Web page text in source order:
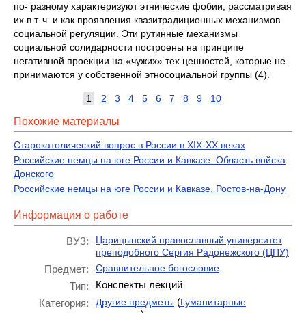
по- разному характеризуют этнические фобии, рассматривая
их в т. ч. и как проявления квазитрадиционных механизмов
социальной регуляции. Эти рутинные механизмы
социальной солидарности построены на принципе
негативной проекции на «чужих» тех ценностей, которые не
принимаются у собственной этносоциальной группы (4).
1 2 3 4 5 6 7 8 9 10
Похожие материалы
Старокатолический вопрос в России в XIX-XX веках
Российские немцы на юге России и Кавказе. Область войска
Донского
Российские немцы на юге России и Кавказе. Ростов-на-Дону
Информация о работе
ВУЗ:
Царицынский православный университет
преподобного Сергия Радонежского (ЦПУ)
Предмет: Сравнительное богословие
Тип:
Конспекты лекций
Категория:
Другие предметы (Гуманитарные